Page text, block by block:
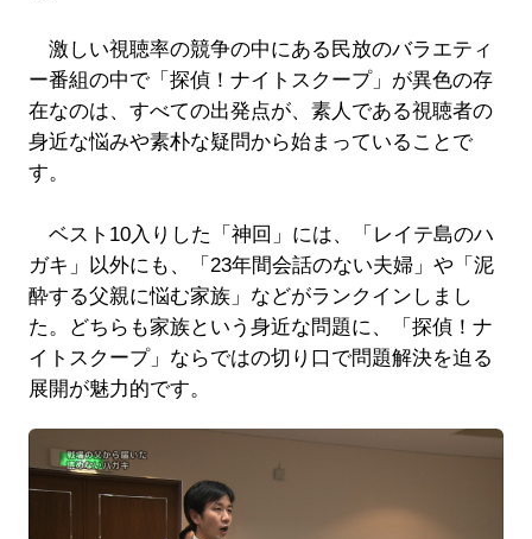
激しい視聴率の競争の中にある民放のバラエティ
ー番組の中で「探偵！ナイトスクープ」が異色の存
在なのは、すべての出発点が、素人である視聴者の
身近な悩みや素朴な疑問から始まっていることで
す。
ベスト10入りした「神回」には、「レイテ島のハ
ガキ」以外にも、「23年間会話のない夫婦」や「泥
酔する父親に悩む家族」などがランクインしまし
た。どちらも家族という身近な問題に、「探偵！ナ
イトスクープ」ならではの切り口で問題解決を迫る
展開が魅力的です。